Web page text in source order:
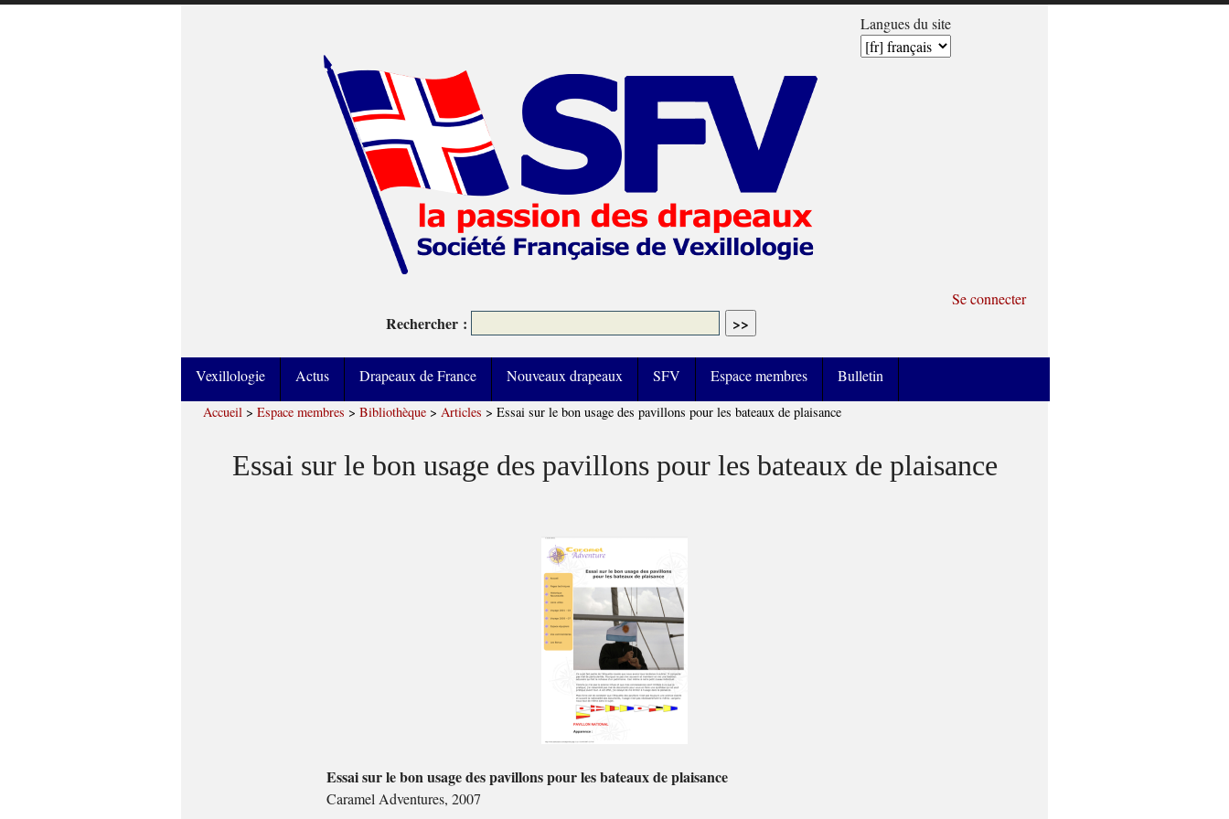
Se connecter
Langues du site
Rechercher :
Vexillologie Actus Drapeaux de France Nouveaux drapeaux SFV Espace membres Bulletin
Accueil > Espace membres > Bibliothèque > Articles > Essai sur le bon usage des pavillons pour les bateaux de plaisance
Essai sur le bon usage des pavillons pour les bateaux de plaisance
Essai sur le bon usage des pavillons pour les bateaux de plaisance
Caramel Adventures, 2007